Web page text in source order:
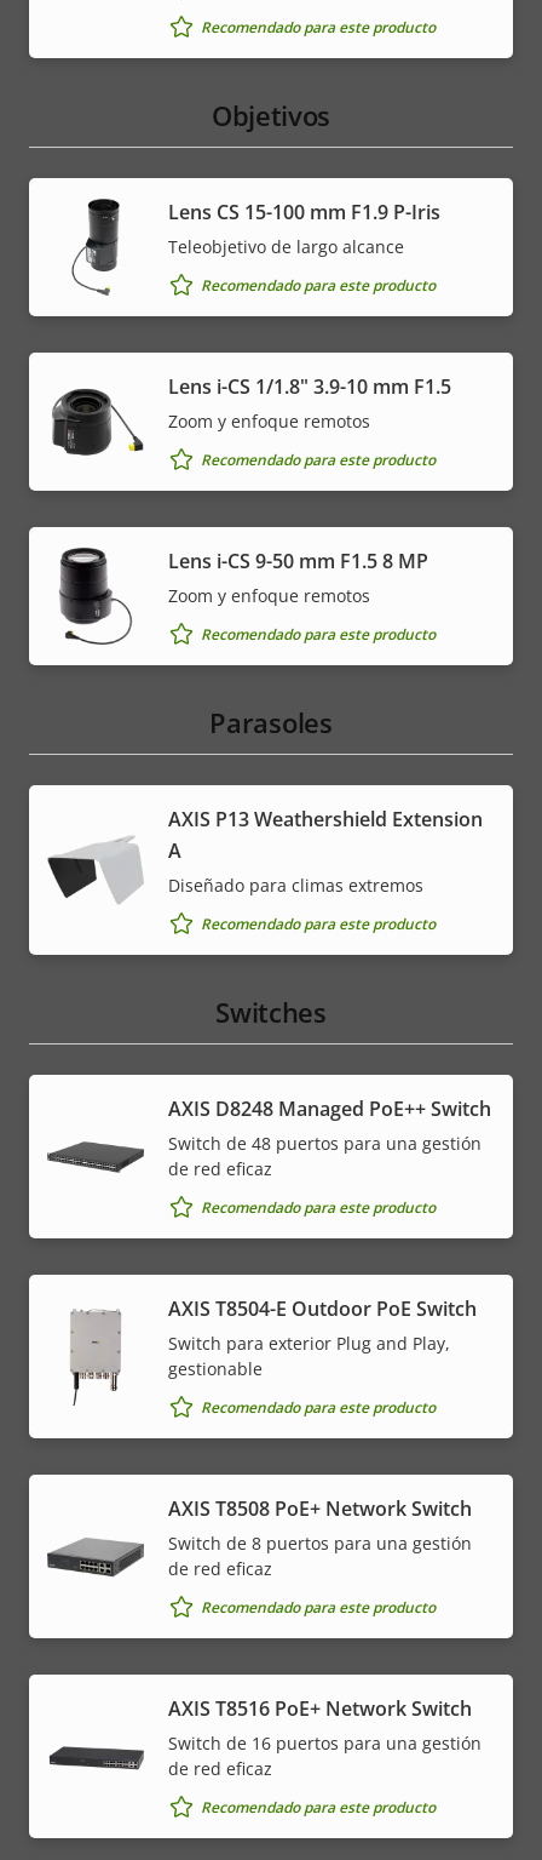
Recomendado para este producto
Objetivos
Lens CS 15-100 mm F1.9 P-Iris
Teleobjetivo de largo alcance
Recomendado para este producto
Lens i-CS 1/1.8" 3.9-10 mm F1.5
Zoom y enfoque remotos
Recomendado para este producto
Lens i-CS 9-50 mm F1.5 8 MP
Zoom y enfoque remotos
Recomendado para este producto
Parasoles
AXIS P13 Weathershield Extension
A
Diseñado para climas extremos
Recomendado para este producto
Switches
AXIS D8248 Managed PoE++ Switch
Switch de 48 puertos para una gestión
de red eficaz
Recomendado para este producto
AXIS T8504-E Outdoor PoE Switch
Switch para exterior Plug and Play,
gestionable
Recomendado para este producto
AXIS T8508 PoE+ Network Switch
Switch de 8 puertos para una gestión
de red eficaz
Recomendado para este producto
AXIS T8516 PoE+ Network Switch
Switch de 16 puertos para una gestión
de red eficaz
Recomendado para este producto